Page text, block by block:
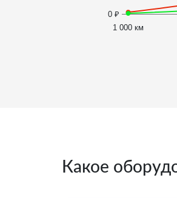
1 000 км
0 ₽
Какое